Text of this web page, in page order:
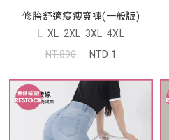
修胯舒適瘦瘦寬褲(一般版)
L XL 2XL 3XL 4XL
NT.890
NTD.1